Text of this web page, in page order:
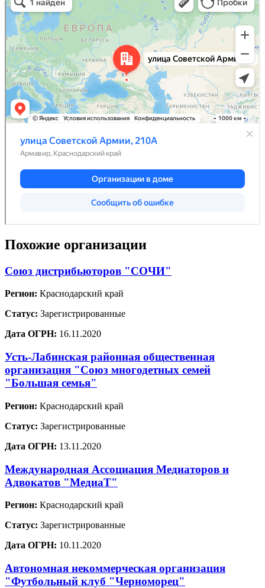
Похожие организации
Союз дистрибьюторов "СОЧИ"
Регион: Краснодарский край
Статус: Зарегистрированные
Дата ОГРН: 16.11.2020
Усть-Лабинская районная общественная
организация "Союз многодетных семей
"Большая семья"
Регион: Краснодарский край
Статус: Зарегистрированные
Дата ОГРН: 13.11.2020
Международная Ассоциация Медиаторов и
Адвокатов "МедиаТ"
Регион: Краснодарский край
Статус: Зарегистрированные
Дата ОГРН: 10.11.2020
Автономная некоммерческая организация
"Футбольный клуб "Черноморец"